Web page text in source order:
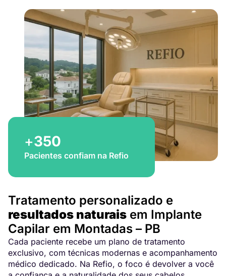
+350
Pacientes confiam na Refio
Tratamento personalizado e
resultados naturais em Implante
Capilar em Montadas – PB
Cada paciente recebe um plano de tratamento
exclusivo, com técnicas modernas e acompanhamento
médico dedicado. Na Refio, o foco é devolver a você